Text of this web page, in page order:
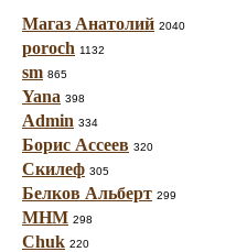
Магаз Анатолий 2040
poroch 1132
sm 865
Yana 398
Admin 334
Борис Ассеев 320
Скилеф 305
Белков Альберт 299
МНМ 298
Chuk 220